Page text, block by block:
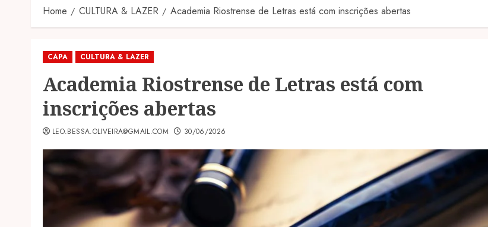
Home CULTURA & LAZER Academia Riostrense de Letras está com inscrições abertas
CAPA CULTURA & LAZER
Academia Riostrense de Letras está com
inscrições abertas
LEO.BESSA.OLIVEIRA@GMAIL.COM 30/06/2026